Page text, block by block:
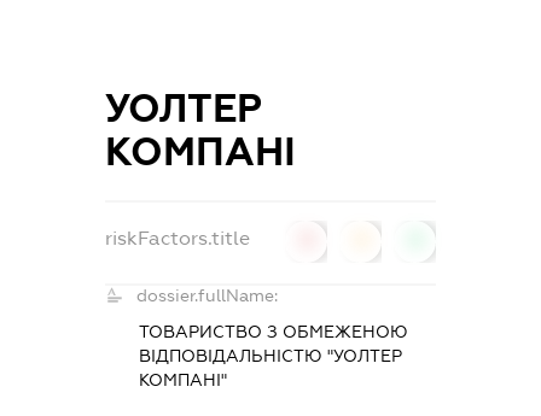
УОЛТЕР
КОМПАНІ
riskFactors.title
dossier.fullName:
ТОВАРИСТВО З ОБМЕЖЕНОЮ
ВІДПОВІДАЛЬНІСТЮ "УОЛТЕР
КОМПАНІ"